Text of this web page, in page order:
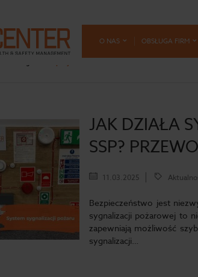
O NAS OBSŁUGA FIRM
JAK DZIAŁA
SSP?
11.03.2025
Bezpieczeństwo jest
sygnalizacji pożarowej to
zapewniają możliwość
sygnalizacji…